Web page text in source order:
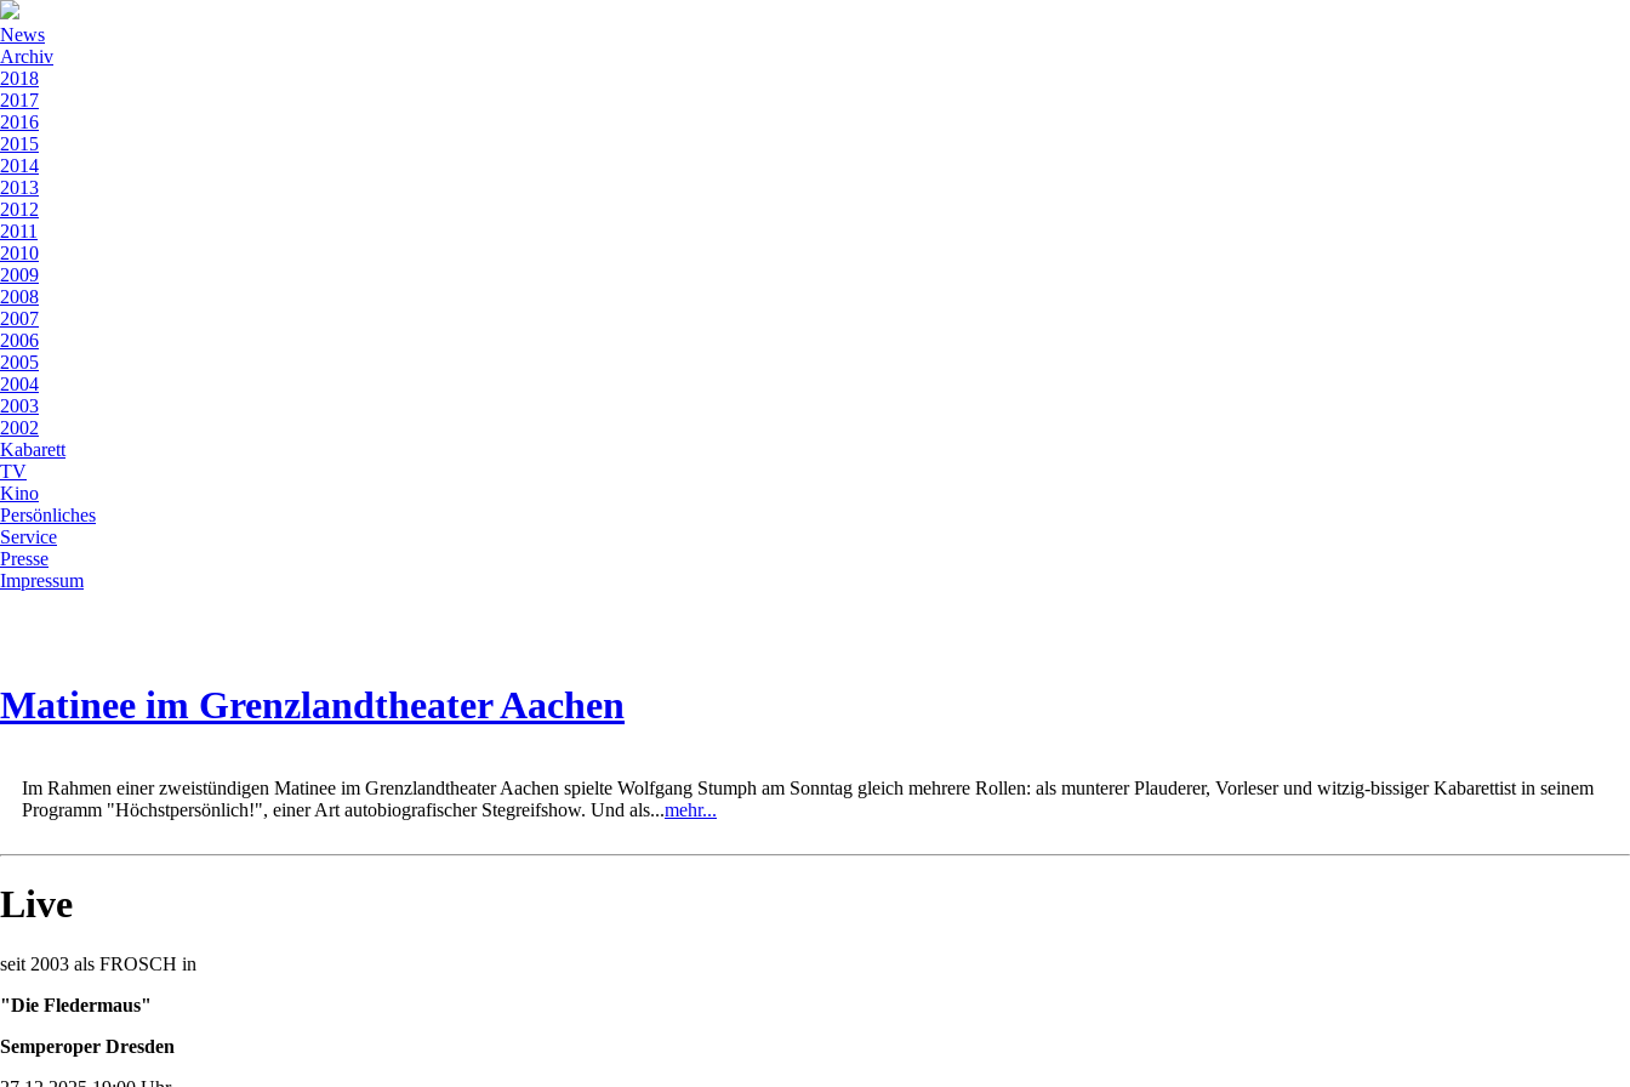
News
Archiv
2018
2017
2016
2015
2014
2013
2012
2011
2010
2009
2008
2007
2006
2005
2004
2003
2002
Kabarett
TV
Kino
Persönliches
Service
Presse
Impressum
Matinee im Grenzlandtheater Aachen
Im Rahmen einer zweistündigen Matinee im Grenzlandtheater Aachen spielte Wolfgang Stumph am Sonntag gleich mehrere Rollen: als munterer Plauderer, Vorleser und witzig-bissiger Kabarettist in seinem
Programm "Höchstpersönlich!", einer Art autobiografischer Stegreifshow. Und als...mehr...
Live
seit 2003 als FROSCH in
"Die Fledermaus"
Semperoper Dresden